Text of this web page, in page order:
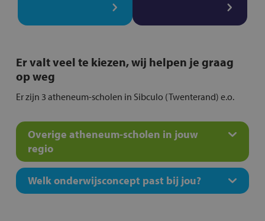
Er valt veel te kiezen, wij helpen je graag
op weg
Er zijn 3 atheneum-scholen in Sibculo (Twenterand) e.o.
Overige atheneum-scholen in jouw
regio
Welk onderwijsconcept past bij jou?